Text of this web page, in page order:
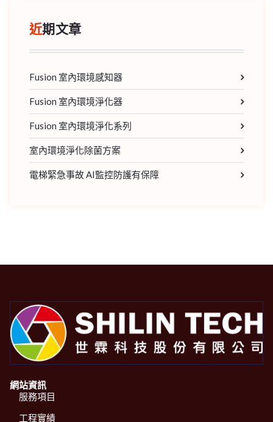
近期文章
Fusion 室內環境感知器
Fusion 室內環境淨化器
Fusion 室內環境淨化系列
室內環境淨化除菌方案
電梯緊急事故 AI監控防護有保障
網站資訊
服務項目
工程實績